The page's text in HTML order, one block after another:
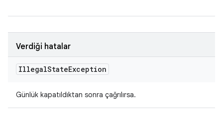
Verdiği hatalar
IllegalStateException
Günlük kapatıldıktan sonra çağrılırsa.